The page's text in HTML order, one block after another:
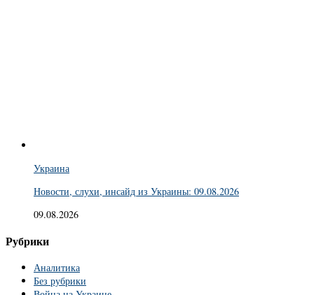
Украина
Новости, слухи, инсайд из Украины: 09.08.2026
09.08.2026
Рубрики
Аналитика
Без рубрики